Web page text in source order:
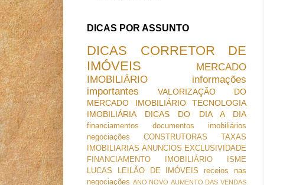
DICAS POR ASSUNTO
DICAS
CORRETOR DE
IMÓVEIS
MERCADO
IMOBILIÁRIO
informações
importantes
VALORIZAÇÃO DO
MERCADO IMOBILIÁRIO
TECNOLOGIA
IMOBILIÁRIA
DICAS DO DIA A DIA
financiamentos
documentos imobiliários
negociações
CONSTRUTORAS
TAXAS
IMOBILIARIAS ANUNCIOS EXCLUSIVIDADE
FINANCIAMENTO IMOBILIÁRIO
ISME
LUCAS
LEILÃO DE IMÓVEIS
receios nas
negociações ANO NOVO AUMENTO DAS VENDAS